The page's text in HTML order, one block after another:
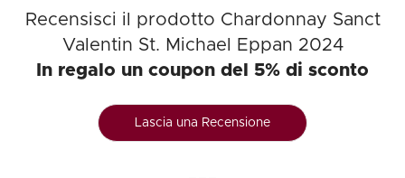
Recensisci il prodotto Chardonnay Sanct
Valentin St. Michael Eppan 2024
In regalo un coupon del 5% di sconto
Lascia una Recensione